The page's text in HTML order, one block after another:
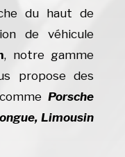
du haut de
de véhicule
, notre gamme
propose des
Porsche
Limousin